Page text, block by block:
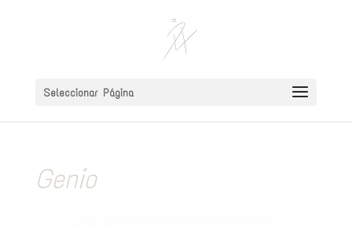
Seleccionar Página
Genio